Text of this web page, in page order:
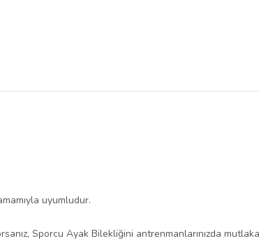
uyumludur.
Sporcu Ayak Bilekliğini antrenmanlarınızda mutlaka